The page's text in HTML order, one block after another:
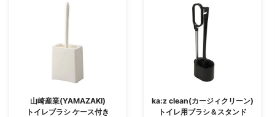
山崎産業(YAMAZAKI)
トイレブラシ ケース付き
ka:z clean(カージィクリーン)
トイレ用ブラシ＆スタンド